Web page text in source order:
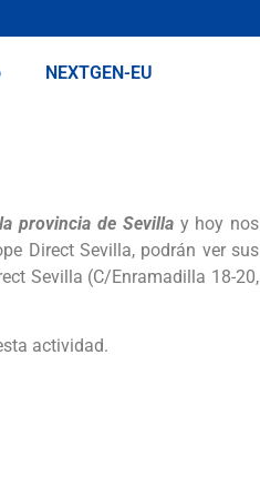
NEXTGEN-EU
provincia de Sevilla y hoy nos
Direct Sevilla, podrán ver sus
Sevilla (C/Enramadilla 18-20,
actividad.